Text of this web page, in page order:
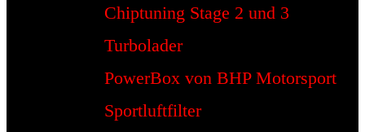
Chiptuning Stage 2 und 3
Turbolader
PowerBox von BHP Motorsport
Sportluftfilter